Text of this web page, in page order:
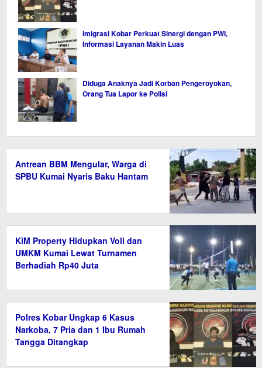
Imigrasi Kobar Perkuat Sinergi dengan PWI,
Informasi Layanan Makin Luas
Diduga Anaknya Jadi Korban Pengeroyokan,
Orang Tua Lapor ke Polisi
Antrean BBM Mengular, Warga di
SPBU Kumai Nyaris Baku Hantam
KiM Property Hidupkan Voli dan
UMKM Kumai Lewat Turnamen
Berhadiah Rp40 Juta
Polres Kobar Ungkap 6 Kasus
Narkoba, 7 Pria dan 1 Ibu Rumah
Tangga Ditangkap